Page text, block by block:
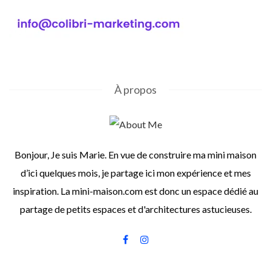
À propos
Bonjour, Je suis Marie. En vue de construire ma mini maison
d’ici quelques mois, je partage ici mon expérience et mes
inspiration. La mini-maison.com est donc un espace dédié au
partage de petits espaces et d'architectures astucieuses.